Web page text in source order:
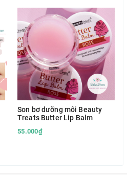
Son bơ dưỡng môi Beauty
Treats Butter Lip Balm
55.000₫